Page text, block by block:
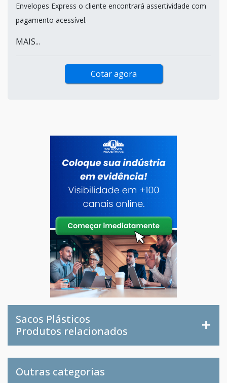
Envelopes Express o cliente encontrará assertividade com
pagamento acessível.
MAIS...
Cotar agora
Sacos Plásticos
Produtos relacionados
Outras categorias